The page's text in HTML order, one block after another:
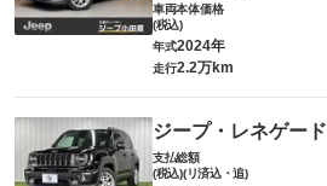
車両本体価格
(税込)
年式2024年
走行2.2万km
ジープ・レネゲード
支払総額
(税込)(リ済込・追)